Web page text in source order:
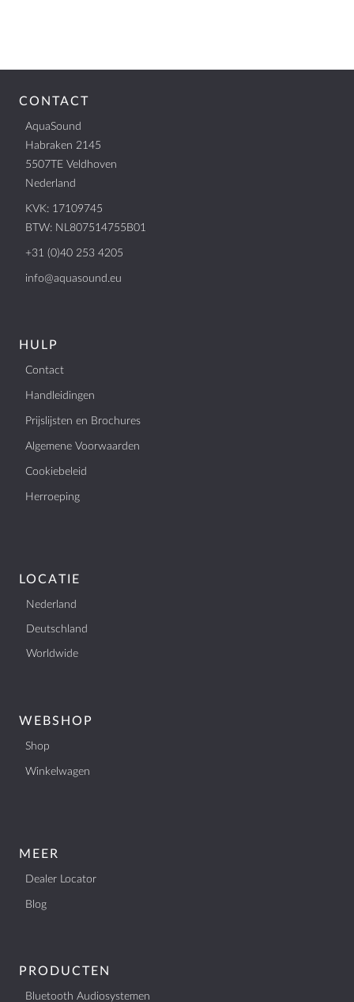
CONTACT
AquaSound
Habraken 2145
5507TE Veldhoven
Nederland
KVK: 17109745
BTW: NL807514755B01
+31 (0)40 253 4205
info@aquasound.eu
HULP
Contact
Handleidingen
Prijslijsten en Brochures
Algemene Voorwaarden
Cookiebeleid
Herroeping
LOCATIE
Nederland
Deutschland
Worldwide
WEBSHOP
Shop
Winkelwagen
MEER
Dealer Locator
Blog
PRODUCTEN
Bluetooth Audiosystemen